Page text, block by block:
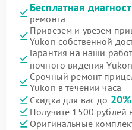
Бесплатная
ремонта
Привезем и увезем
Yukon собственной
Гарантия на наши
ночного видения
Срочный ремонт
Yukon в течении часа
Скидка для вас до 20%
Получите 1500 рублей
Оригинальные